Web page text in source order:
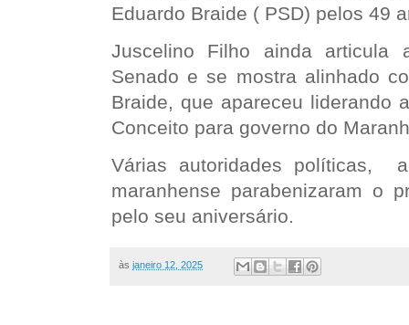
Eduardo Braide ( PSD) pelos 49
Juscelino Filho ainda articula
Senado e se mostra alinhado
Braide, que apareceu liderando
Conceito para governo do
Várias autoridades políticas,
maranhense parabenizaram o
pelo seu aniversário.
às janeiro 12, 2025